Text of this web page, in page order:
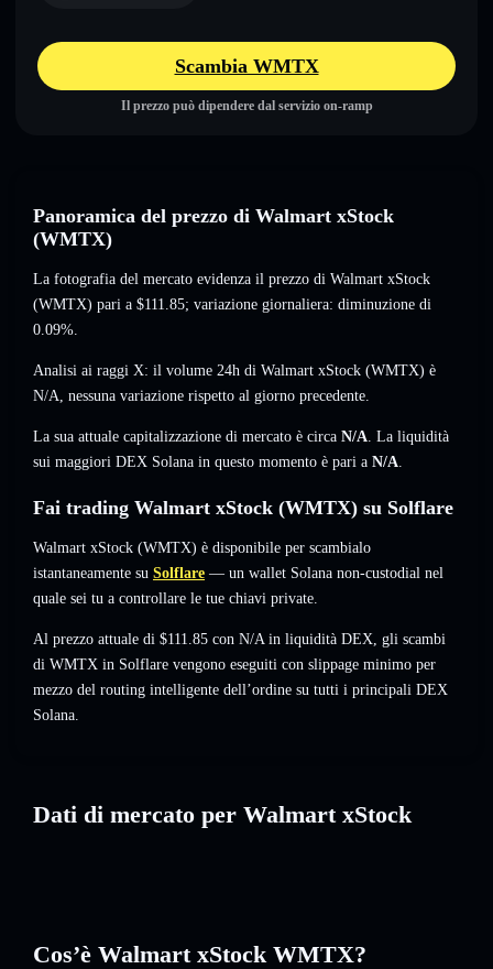
Scambia WMTX
Il prezzo può dipendere dal servizio on-ramp
Panoramica del prezzo di Walmart xStock
(WMTX)
La fotografia del mercato evidenza il prezzo di Walmart xStock
(WMTX) pari a $111.85; variazione giornaliera: diminuzione di
0.09%.
Analisi ai raggi X: il volume 24h di Walmart xStock (WMTX) è
N/A, nessuna variazione rispetto al giorno precedente.
La sua attuale capitalizzazione di mercato è circa N/A. La liquidità
sui maggiori DEX Solana in questo momento è pari a N/A.
Fai trading Walmart xStock (WMTX) su Solflare
Walmart xStock (WMTX) è disponibile per scambialo
istantaneamente su Solflare — un wallet Solana non-custodial nel
quale sei tu a controllare le tue chiavi private.
Al prezzo attuale di $111.85 con N/A in liquidità DEX, gli scambi
di WMTX in Solflare vengono eseguiti con slippage minimo per
mezzo del routing intelligente dell’ordine su tutti i principali DEX
Solana.
Dati di mercato per Walmart xStock
Cos’è Walmart xStock WMTX?